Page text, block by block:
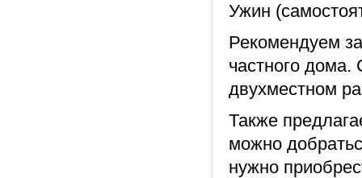
Ужин
Рекомендуем
частного
двухместном
Также
можно
нужно